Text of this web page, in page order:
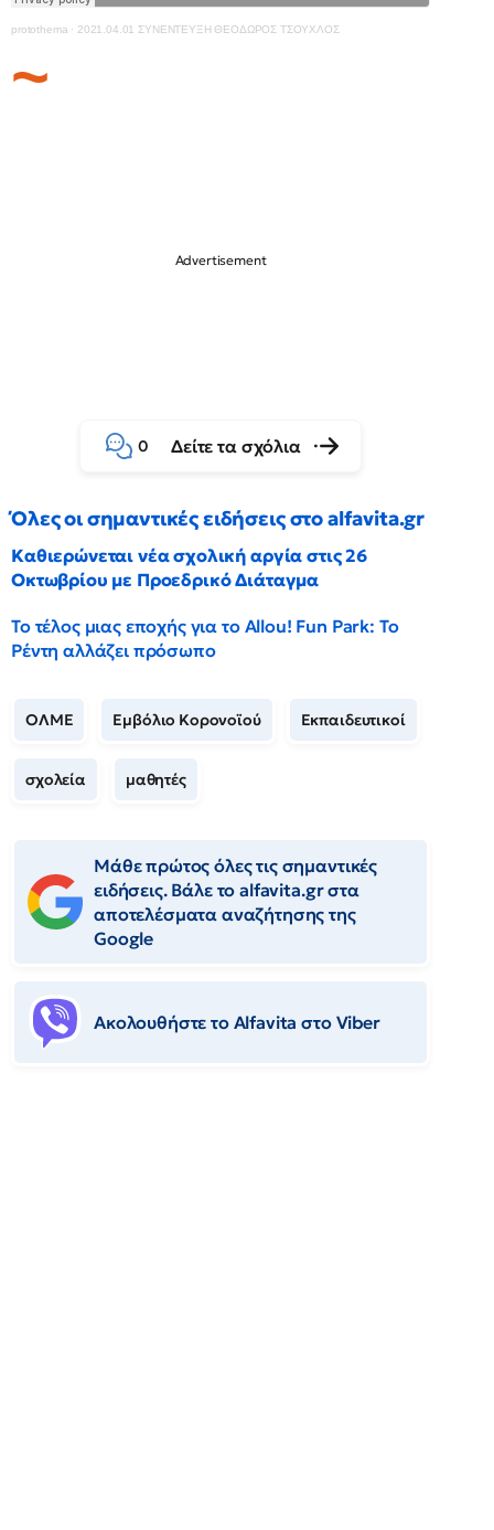
protothema · 2021.04.01 ΣΥΝΕΝΤΕΥΞΗ ΘΕΟΔΩΡΟΣ ΤΣΟΥΧΛΟΣ
0 Δείτε τα σχόλια
Όλες οι σημαντικές ειδήσεις στο alfavita.gr
Καθιερώνεται νέα σχολική αργία στις 26
Οκτωβρίου με Προεδρικό Διάταγμα
Το τέλος μιας εποχής για το Allou! Fun Park: Το
Ρέντη αλλάζει πρόσωπο
ΟΛΜΕ Εμβόλιο Κορονοϊού Εκπαιδευτικοί
σχολεία μαθητές
Μάθε πρώτος όλες τις σημαντικές
ειδήσεις. Βάλε το alfavita.gr στα
αποτελέσματα αναζήτησης της
Google
Ακολουθήστε το Αlfavita στο Viber